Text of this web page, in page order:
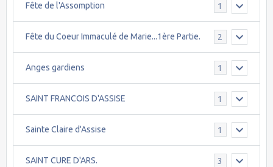
Fête de l'Assomption 1
Fête du Coeur Immaculé de Marie...1ère Partie. 2
Anges gardiens 1
SAINT FRANCOIS D'ASSISE 1
Sainte Claire d'Assise 1
SAINT CURE D'ARS. 3